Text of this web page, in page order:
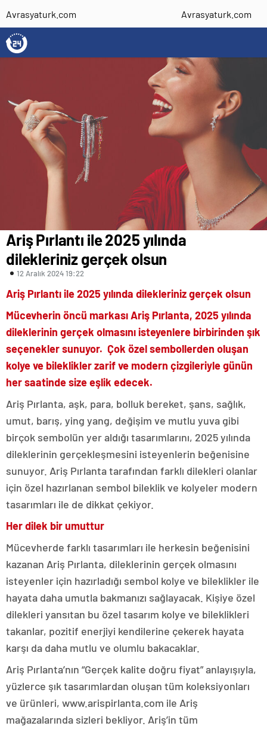
Avrasyaturk.com Avrasyaturk.com
Ariş Pırlantı ile 2025 yılında
dilekleriniz gerçek olsun
12 Aralık 2024 19:22
Ariş Pırlantı ile 2025 yılında dilekleriniz gerçek olsun
Mücevherin öncü markası Ariş Pırlanta, 2025 yılında
dileklerinin gerçek olmasını isteyenlere birbirinden şık
seçenekler sunuyor. Çok özel sembollerden oluşan
kolye ve bileklikler zarif ve modern çizgileriyle günün
her saatinde size eşlik edecek.
Ariş Pırlanta, aşk, para, bolluk bereket, şans, sağlık,
umut, barış, ying yang, değişim ve mutlu yuva gibi
birçok sembolün yer aldığı tasarımlarını, 2025 yılında
dileklerinin gerçekleşmesini isteyenlerin beğenisine
sunuyor. Ariş Pırlanta tarafından farklı dilekleri olanlar
için özel hazırlanan sembol bileklik ve kolyeler modern
tasarımları ile de dikkat çekiyor.
Her dilek bir umuttur
Mücevherde farklı tasarımları ile herkesin beğenisini
kazanan Ariş Pırlanta, dileklerinin gerçek olmasını
isteyenler için hazırladığı sembol kolye ve bileklikler ile
hayata daha umutla bakmanızı sağlayacak. Kişiye özel
dilekleri yansıtan bu özel tasarım kolye ve bileklikleri
takanlar, pozitif enerjiyi kendilerine çekerek hayata
karşı da daha mutlu ve olumlu bakacaklar.
Ariş Pırlanta’nın “Gerçek kalite doğru fiyat” anlayışıyla,
yüzlerce şık tasarımlardan oluşan tüm koleksiyonları
ve ürünleri, www.arispirlanta.com ile Ariş
mağazalarında sizleri bekliyor. Ariş’in tüm